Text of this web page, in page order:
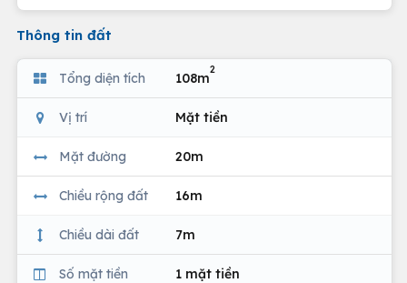
Thông tin đất
Tổng diện tích 108m
2
Vị trí Mặt tiền
Mặt đường 20m
Chiều rộng đất 16m
Chiều dài đất 7m
Số mặt tiền 1 mặt tiền